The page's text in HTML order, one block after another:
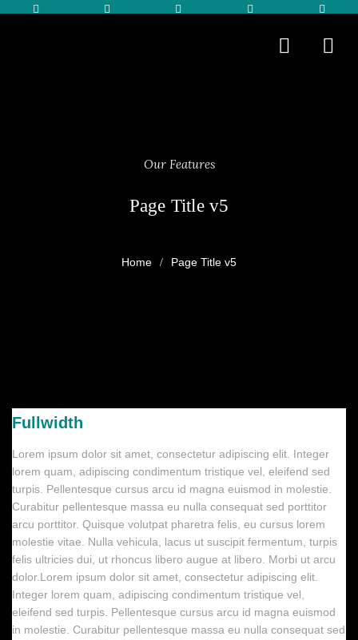
Our Features
Page Title v5
Page Title v5
Fullwidth
Lorem ipsum dolor sit amet, consectetur adipiscing elit. Integer
lorem quam, adipiscing condimentum tristique vel, eleifend sed
turpis. Pellentesque cursus arcu id magna euismod in molestie.
Curabitur pellentesque massa eu nulla consequat sed porttitor
arcu porttitor. Quisque volutpat pharetra felis, eu cursus lorem
molestie vitae. Nulla vehicula, lacus ut suscipit fermentum, turpis
felis ultricies dui, ut rhoncus libero augue at libero. Morbi ut arcu
dolor.Lorem ipsum dolor sit amet, consectetur adipiscing elit.
Integer lorem quam, adipiscing condimentum tristique vel,
eleifend sed turpis. Pellentesque cursus arcu id magna euismod
in molestie. Curabitur pellentesque massa eu nulla consequat sed